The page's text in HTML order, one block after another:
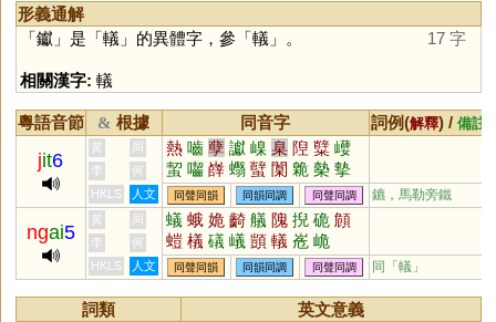
形義通解
「钀」是「轙」的異體字，參「轙」。 17 字
相關漢字: 轙
粵語音節 & 根據 同音字 詞例(解釋) / 備註
jit6
黃 周 熱 嚙 孽 讞 嵲 臬 隉 糱 巕
蛪 囓 嶭 蠮 蠥 闑 臲 槷 摰
齧 櫱
李
何
HKLS
人文 同聲同韻 同韻同調 同聲同調 鑣，馬勒旁鐵
ngai5
黃 周 蟻 蛾 姽 齮 艤 隗 掜 硊 頠
螘 檥 礒 嶬 顗 轙 峞 峗
李
何
HKLS
人文 同聲同韻 同韻同調 同聲同調 同「轙 」
詞類
英文意義